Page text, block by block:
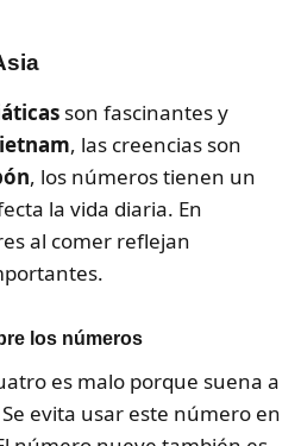
son fascinantes y
, las creencias son
, los números tienen un
la vida diaria. En
al comer reflejan
los números
es malo porque suena a
evita usar este número en